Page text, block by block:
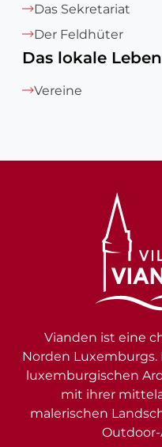
Das Sekretariat
Der Feldhüter
Das lokale Leben
Vereine
Vianden ist eine
Norden
luxemburgischen
mit ihrer
malerischen